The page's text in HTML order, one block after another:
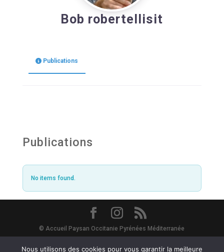
Bob robertellisit
Publications
Publications
No items found.
© Accueil Paysan Occitanie Pyrénées Méditerranée
Site Map Mentions Légales - Vie Privée - RGPD - Avec le soutien de
Nous utilisons des cookies pour vous garantir la meilleure